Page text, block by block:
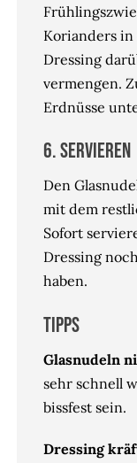
Korianders in
Dressing
vermengen.
Erdnüsse
6. Servieren
Den
mit dem
Sofort
Dressing
haben.
Tipps
Glasnudeln
sehr schnell
bissfest sein.
Dressing